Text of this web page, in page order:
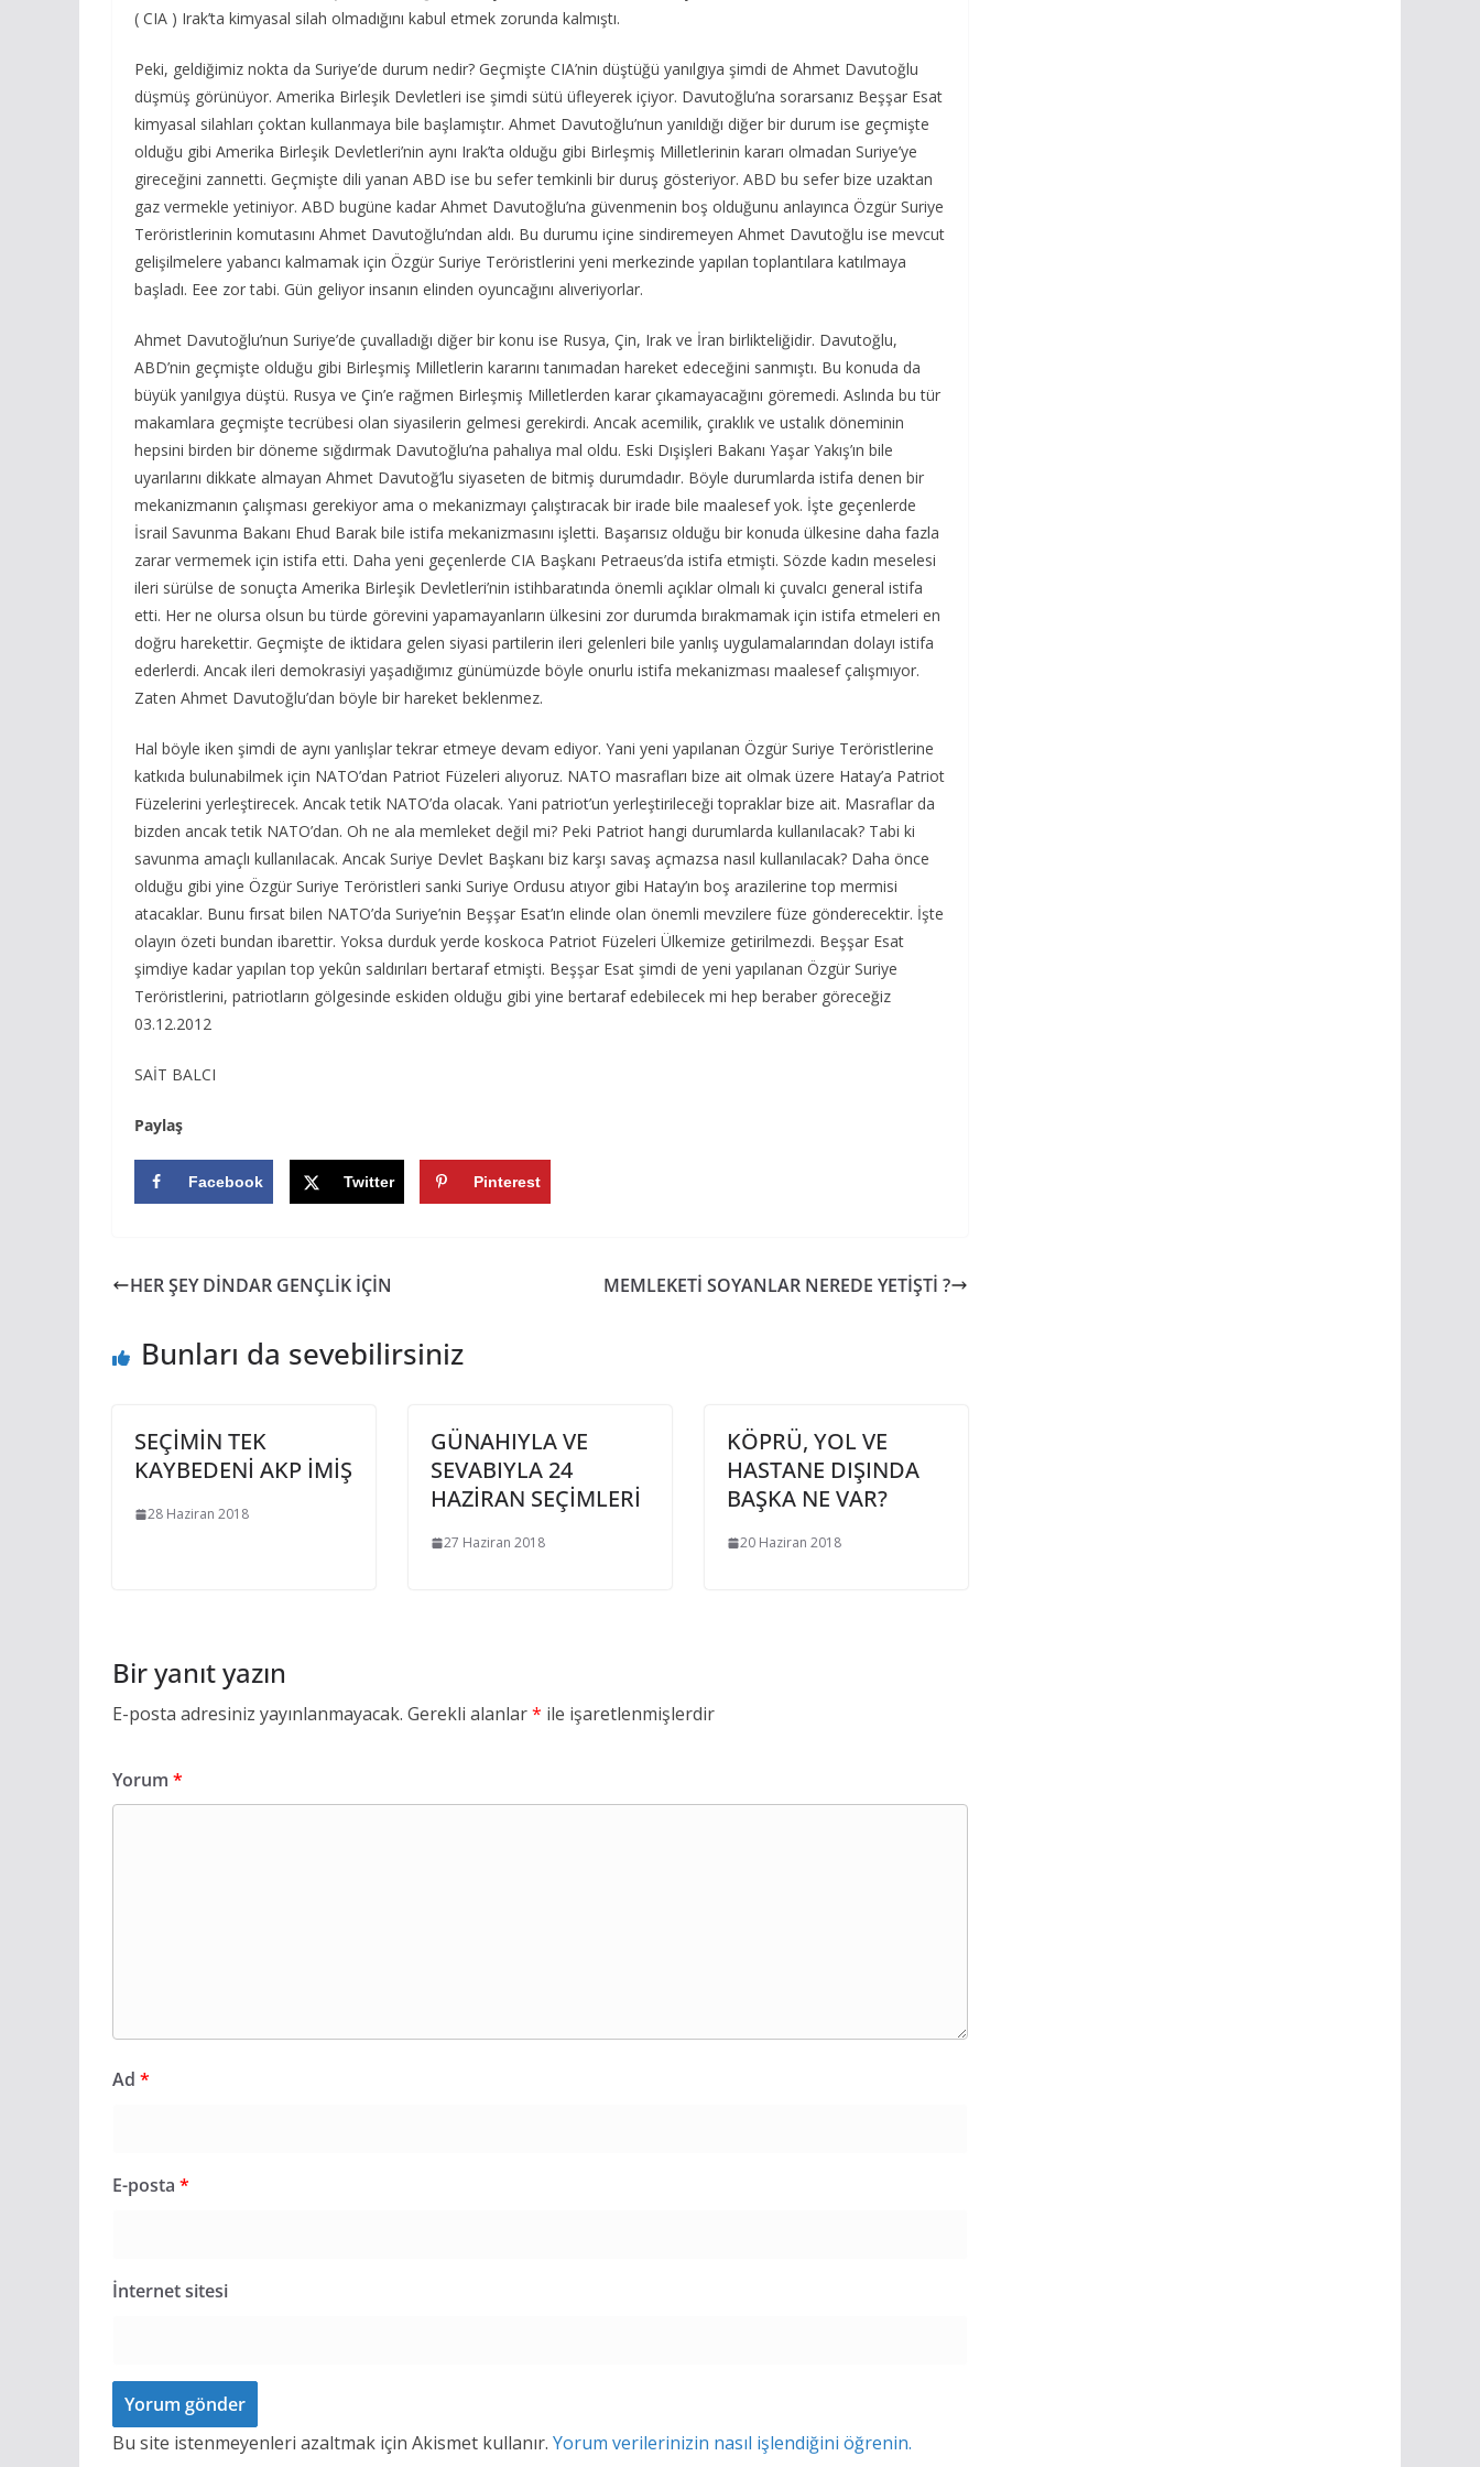
( CIA ) Irak’ta kimyasal silah olmadığını kabul etmek zorunda kalmıştı.
Peki, geldiğimiz nokta da Suriye’de durum nedir? Geçmişte CIA’nin düştüğü yanılgıya şimdi de Ahmet Davutoğlu
düşmüş görünüyor. Amerika Birleşik Devletleri ise şimdi sütü üfleyerek içiyor. Davutoğlu’na sorarsanız Beşşar Esat
kimyasal silahları çoktan kullanmaya bile başlamıştır. Ahmet Davutoğlu’nun yanıldığı diğer bir durum ise geçmişte
olduğu gibi Amerika Birleşik Devletleri’nin aynı Irak’ta olduğu gibi Birleşmiş Milletlerinin kararı olmadan Suriye’ye
gireceğini zannetti. Geçmişte dili yanan ABD ise bu sefer temkinli bir duruş gösteriyor. ABD bu sefer bize uzaktan
gaz vermekle yetiniyor. ABD bugüne kadar Ahmet Davutoğlu’na güvenmenin boş olduğunu anlayınca Özgür Suriye
Teröristlerinin komutasını Ahmet Davutoğlu’ndan aldı. Bu durumu içine sindiremeyen Ahmet Davutoğlu ise mevcut
gelişilmelere yabancı kalmamak için Özgür Suriye Teröristlerini yeni merkezinde yapılan toplantılara katılmaya
başladı. Eee zor tabi. Gün geliyor insanın elinden oyuncağını alıveriyorlar.
Ahmet Davutoğlu’nun Suriye’de çuvalladığı diğer bir konu ise Rusya, Çin, Irak ve İran birlikteliğidir. Davutoğlu,
ABD’nin geçmişte olduğu gibi Birleşmiş Milletlerin kararını tanımadan hareket edeceğini sanmıştı. Bu konuda da
büyük yanılgıya düştü. Rusya ve Çin’e rağmen Birleşmiş Milletlerden karar çıkamayacağını göremedi. Aslında bu tür
makamlara geçmişte tecrübesi olan siyasilerin gelmesi gerekirdi. Ancak acemilik, çıraklık ve ustalık döneminin
hepsini birden bir döneme sığdırmak Davutoğlu’na pahalıya mal oldu. Eski Dışişleri Bakanı Yaşar Yakış’ın bile
uyarılarını dikkate almayan Ahmet Davutoğ’lu siyaseten de bitmiş durumdadır. Böyle durumlarda istifa denen bir
mekanizmanın çalışması gerekiyor ama o mekanizmayı çalıştıracak bir irade bile maalesef yok. İşte geçenlerde
İsrail Savunma Bakanı Ehud Barak bile istifa mekanizmasını işletti. Başarısız olduğu bir konuda ülkesine daha fazla
zarar vermemek için istifa etti. Daha yeni geçenlerde CIA Başkanı Petraeus’da istifa etmişti. Sözde kadın meselesi
ileri sürülse de sonuçta Amerika Birleşik Devletleri’nin istihbaratında önemli açıklar olmalı ki çuvalcı general istifa
etti. Her ne olursa olsun bu türde görevini yapamayanların ülkesini zor durumda bırakmamak için istifa etmeleri en
doğru harekettir. Geçmişte de iktidara gelen siyasi partilerin ileri gelenleri bile yanlış uygulamalarından dolayı istifa
ederlerdi. Ancak ileri demokrasiyi yaşadığımız günümüzde böyle onurlu istifa mekanizması maalesef çalışmıyor.
Zaten Ahmet Davutoğlu’dan böyle bir hareket beklenmez.
Hal böyle iken şimdi de aynı yanlışlar tekrar etmeye devam ediyor. Yani yeni yapılanan Özgür Suriye Teröristlerine
katkıda bulunabilmek için NATO’dan Patriot Füzeleri alıyoruz. NATO masrafları bize ait olmak üzere Hatay’a Patriot
Füzelerini yerleştirecek. Ancak tetik NATO’da olacak. Yani patriot’un yerleştirileceği topraklar bize ait. Masraflar da
bizden ancak tetik NATO’dan. Oh ne ala memleket değil mi? Peki Patriot hangi durumlarda kullanılacak? Tabi ki
savunma amaçlı kullanılacak. Ancak Suriye Devlet Başkanı biz karşı savaş açmazsa nasıl kullanılacak? Daha önce
olduğu gibi yine Özgür Suriye Teröristleri sanki Suriye Ordusu atıyor gibi Hatay’ın boş arazilerine top mermisi
atacaklar. Bunu fırsat bilen NATO’da Suriye’nin Beşşar Esat’ın elinde olan önemli mevzilere füze gönderecektir. İşte
olayın özeti bundan ibarettir. Yoksa durduk yerde koskoca Patriot Füzeleri Ülkemize getirilmezdi. Beşşar Esat
şimdiye kadar yapılan top yekûn saldırıları bertaraf etmişti. Beşşar Esat şimdi de yeni yapılanan Özgür Suriye
Teröristlerini, patriotların gölgesinde eskiden olduğu gibi yine bertaraf edebilecek mi hep beraber göreceğiz
03.12.2012
SAİT BALCI
Paylaş
Facebook Twitter Pinterest
HER ŞEY DİNDAR GENÇLİK İÇİN MEMLEKETİ SOYANLAR NEREDE YETİŞTİ ?
Bunları da sevebilirsiniz
SEÇİMİN TEK
KAYBEDENİ AKP İMİŞ
28 Haziran 2018
GÜNAHIYLA VE
SEVABIYLA 24
HAZİRAN SEÇİMLERİ
27 Haziran 2018
KÖPRÜ, YOL VE
HASTANE DIŞINDA
BAŞKA NE VAR?
20 Haziran 2018
Bir yanıt yazın
E-posta adresiniz yayınlanmayacak. Gerekli alanlar* ile işaretlenmişlerdir
Yorum *
Ad *
E-posta *
İnternet sitesi
Bu site istenmeyenleri azaltmak için Akismet kullanır. Yorum verilerinizin nasıl işlendiğini öğrenin.